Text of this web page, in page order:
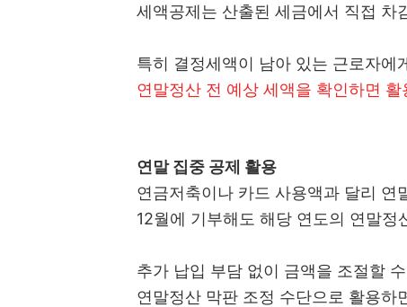
세액공제는 산출된 세금에서 직접 차
특히 결정세액이 남아 있는 근로자에
연말정산 전 예상 세액을 확인하면
연말 집중 공제 활용
연금저축이나 카드 사용액과 달리 연
12월에 기부해도 해당 연도의 연말정
추가 납입 부담 없이 금액을 조절할
연말정산 막판 조정 수단으로 활용하